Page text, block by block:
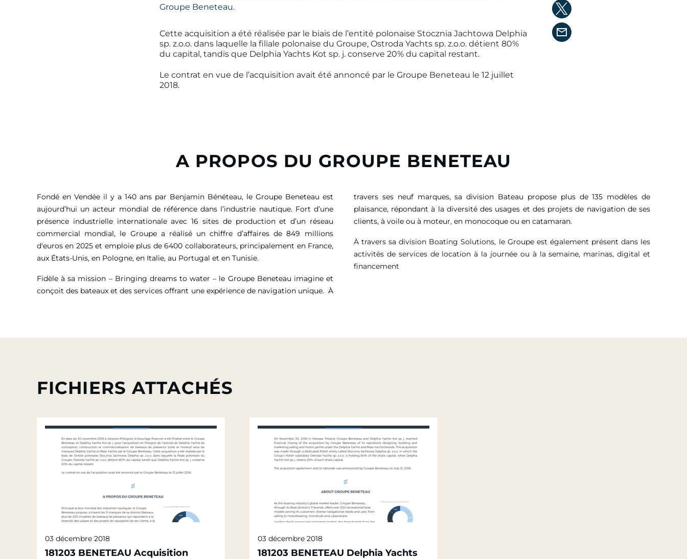
Groupe Beneteau.
Cette acquisition a été réalisée par le biais de l’entité polonaise Stocznia Jachtowa Delphia
sp. z.o.o. dans laquelle la filiale polonaise du Groupe, Ostroda Yachts sp. z.o.o. détient 80%
du capital, tandis que Delphia Yachts Kot sp. j. conserve 20% du capital restant.
Le contrat en vue de l’acquisition avait été annoncé par le Groupe Beneteau le 12 juillet
2018.
A PROPOS DU GROUPE BENETEAU
Fondé en Vendée il y a 140 ans par Benjamin Bénéteau, le Groupe Beneteau est
aujourd’hui un acteur mondial de référence dans l’industrie nautique. Fort d’une
présence industrielle internationale avec 16 sites de production et d’un réseau
commercial mondial, le Groupe a réalisé un chiffre d’affaires de 849 millions
d'euros en 2025 et emploie plus de 6400 collaborateurs, principalement en France,
aux États-Unis, en Pologne, en Italie, au Portugal et en Tunisie.
Fidèle à sa mission – Bringing dreams to water – le Groupe Beneteau imagine et
conçoit des bateaux et des services offrant une expérience de navigation unique. À
travers ses neuf marques, sa division Bateau propose plus de 135 modèles de
plaisance, répondant à la diversité des usages et des projets de navigation de ses
clients, à voile ou à moteur, en monocoque ou en catamaran.
À travers sa division Boating Solutions, le Groupe est également présent dans les
activités de services de location à la journée ou à la semaine, marinas, digital et
financement
FICHIERS ATTACHÉS
03 décembre 2018
181203 BENETEAU Acquisition
03 décembre 2018
181203 BENETEAU Delphia Yachts